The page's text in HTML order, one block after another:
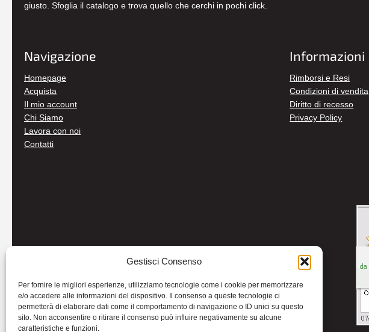
Gestisci Consenso
Per fornire le migliori esperienze, utilizziamo tecnologie come i cookie per memorizzare
e/o accedere alle informazioni del dispositivo. Il consenso a queste tecnologie ci
permetterà di elaborare dati come il comportamento di navigazione o ID unici su questo
sito. Non acconsentire o ritirare il consenso può influire negativamente su alcune
caratteristiche e funzioni.
giusto. Sfoglia il catalogo e trova quello che cerchi in pochi click.
Navigazione
Homepage
Acquista
Il mio account
Chi Siamo
Lavora con noi
Contatti
Informazioni
Rimborsi e Resi
Condizioni di vendita
Diritto di recesso
Privacy Policy